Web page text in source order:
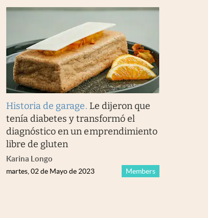
Historia de garage. Le dijeron que
tenía diabetes y transformó el
diagnóstico en un emprendimiento
libre de gluten
Karina Longo
Members
martes, 02 de Mayo de 2023